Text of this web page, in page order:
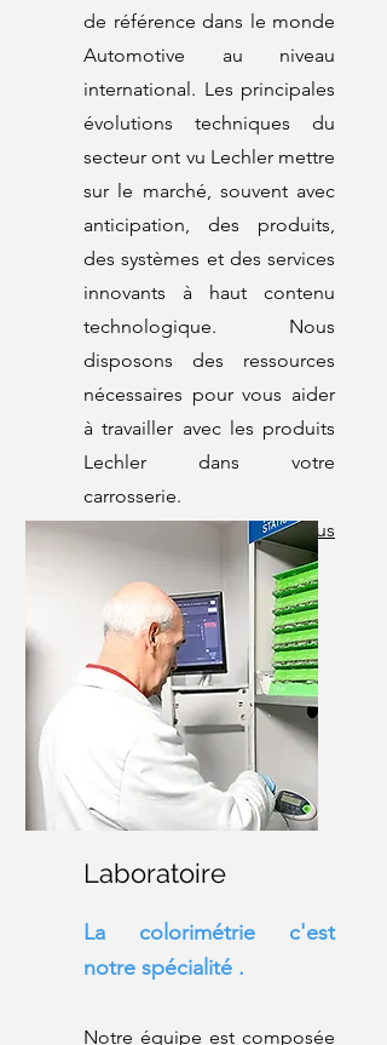
de référence dans le monde
Automotive au niveau
international. Les principales
évolutions techniques du
secteur ont vu Lechler mettre
sur le marché, souvent avec
anticipation, des produits,
des systèmes et des services
innovants à haut contenu
technologique. Nous
disposons des ressources
nécessaires pour vous aider
à travailler avec les produits
Lechler dans votre
carrosserie.
Prenez contact avec nous
Laboratoire
La colorimétrie c'est
notre spécialité .
Notre équipe est composée